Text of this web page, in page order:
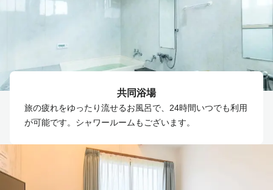
共同浴場
旅の疲れをゆったり流せるお風呂で、24時間いつでも利用
が可能です。シャワールームもございます。